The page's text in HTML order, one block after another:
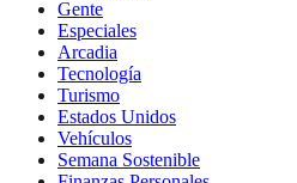
Gente
Especiales
Arcadia
Tecnología
Turismo
Estados Unidos
Vehículos
Semana Sostenible